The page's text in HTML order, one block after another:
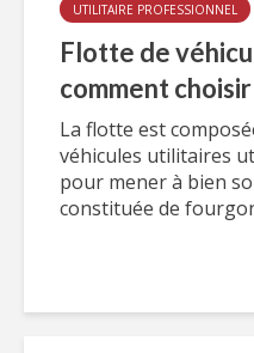
UTILITAIRE PROFESSIONNEL
Flotte de
comment
La flotte est
véhicules utilitaires
pour mener à bien
constituée de